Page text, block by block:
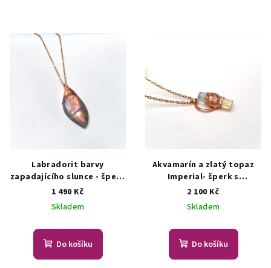
Labradorit barvy
zapadajícího slunce - šperk
s labradoritemŠPERKY S
PŘÍRODNÍMI KRYSTALY
1 490 Kč
Skladem
Do košíku
Akvamarín a zlatý topaz
Imperial- šperk s
přírodními krystaly
S PŘÍRODNÍMI KRYSTALY
2 100 Kč
Skladem
Do košíku